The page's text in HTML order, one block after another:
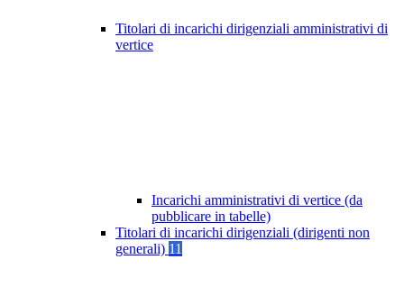
Titolari di incarichi dirigenziali amministrativi di
vertice
Incarichi amministrativi di vertice (da
pubblicare in tabelle)
Titolari di incarichi dirigenziali (dirigenti non
generali) 11